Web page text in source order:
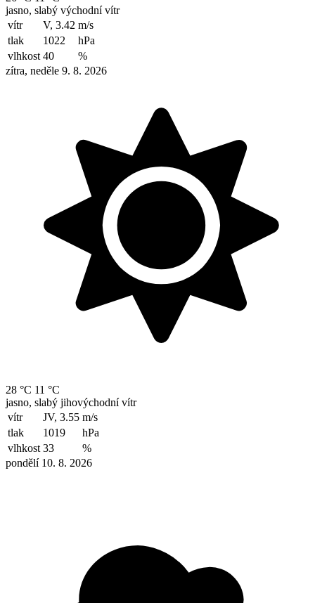
jasno, slabý východní vítr
vítr
V, 3.42 m/s
tlak
1022
hPa
vlhkost 40
%
zítra, neděle 9. 8. 2026
28 °C 11 °C
jasno, slabý jihovýchodní vítr
vítr
JV, 3.55 m/s
tlak
1019
hPa
vlhkost 33
%
pondělí 10. 8. 2026